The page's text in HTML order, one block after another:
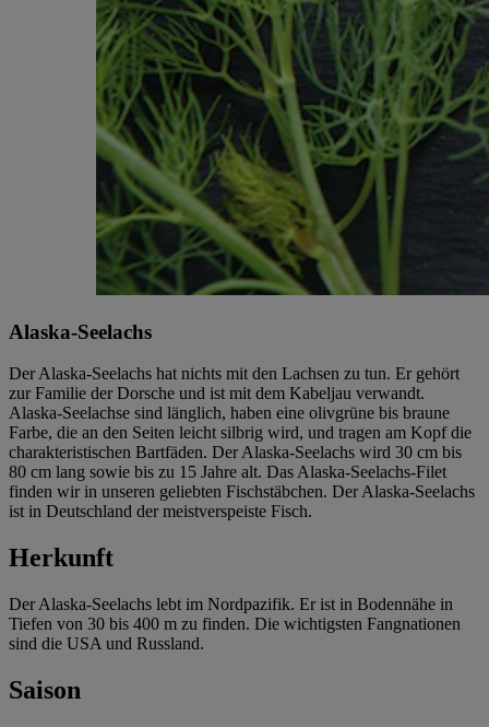
Alaska-Seelachs
Der Alaska-Seelachs hat nichts mit den Lachsen zu tun. Er gehört
zur Familie der Dorsche und ist mit dem Kabeljau verwandt.
Alaska-Seelachse sind länglich, haben eine olivgrüne bis braune
Farbe, die an den Seiten leicht silbrig wird, und tragen am Kopf die
charakteristischen Bartfäden. Der Alaska-Seelachs wird 30 cm bis
80 cm lang sowie bis zu 15 Jahre alt. Das Alaska-Seelachs-Filet
finden wir in unseren geliebten Fischstäbchen. Der Alaska-Seelachs
ist in Deutschland der meistverspeiste Fisch.
Herkunft
Der Alaska-Seelachs lebt im Nordpazifik. Er ist in Bodennähe in
Tiefen von 30 bis 400 m zu finden. Die wichtigsten Fangnationen
sind die USA und Russland.
Saison